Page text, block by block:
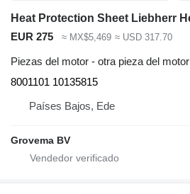
EUR 275 ≈ MX$5,469 ≈ USD 317.70
Piezas del motor - otra pieza del motor
8001101 10135815
Países Bajos, Ede
Grovema BV